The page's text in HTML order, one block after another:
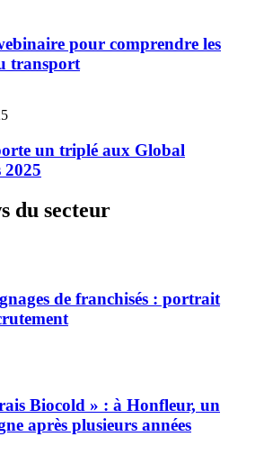
pour comprendre les
transport
un triplé aux Global
2025
du secteur
de franchisés : portrait
Biocold » : à Honfleur, un
après plusieurs années